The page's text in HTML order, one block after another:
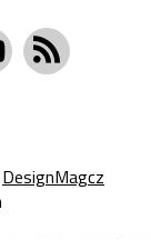
DesignMagcz